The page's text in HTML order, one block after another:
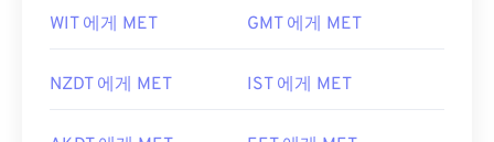
WIT 에게 MET GMT 에게 MET
NZDT 에게 MET IST 에게 MET